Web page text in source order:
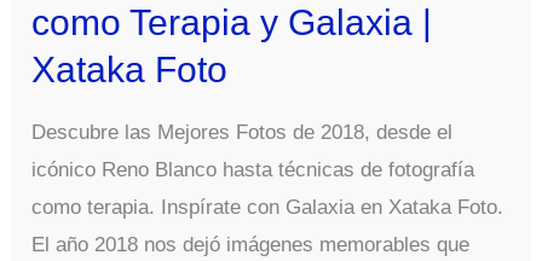
como Terapia y Galaxia |
Xataka Foto
Descubre las Mejores Fotos de 2018, desde el
icónico Reno Blanco hasta técnicas de fotografía
como terapia. Inspírate con Galaxia en Xataka Foto.
El año 2018 nos dejó imágenes memorables que